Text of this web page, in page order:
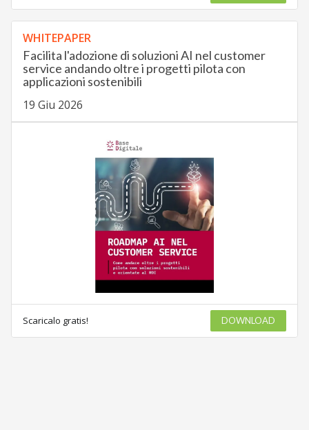
WHITEPAPER
Facilita l'adozione di soluzioni AI nel customer
service andando oltre i progetti pilota con
applicazioni sostenibili
19 Giu 2026
Scaricalo gratis! DOWNLOAD